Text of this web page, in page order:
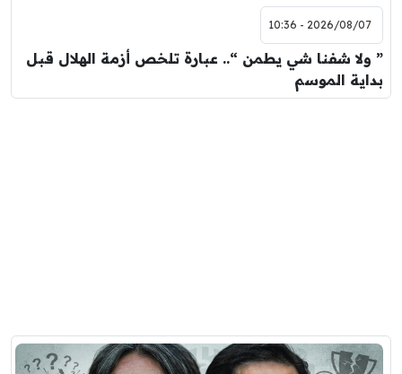
2026/08/07 - 10:36
” ولا شفنا شي يطمن “.. عبارة تلخص أزمة الهلال قبل
بداية الموسم